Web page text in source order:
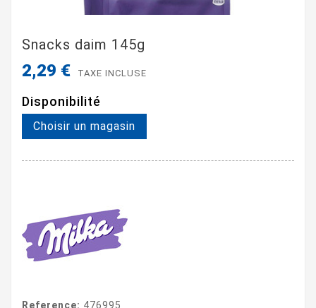
Snacks daim 145g
2,29 € TAXE INCLUSE
Disponibilité
Choisir un magasin
Reference: 476995